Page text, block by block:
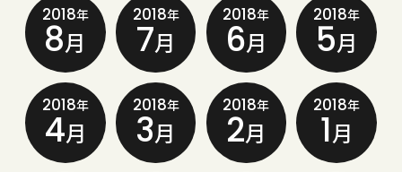
2018年
8月
2018年
7月
2018年
6月
2018年
5月
2018年
4月
2018年
3月
2018年
2月
2018年
1月